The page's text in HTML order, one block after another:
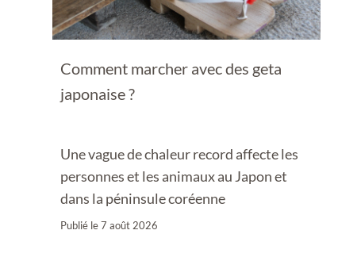
Comment marcher avec des geta
japonaise ?
Une vague de chaleur record affecte les
personnes et les animaux au Japon et
dans la péninsule coréenne
Publié le7 août 2026